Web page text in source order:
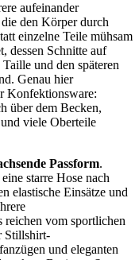
aufeinander
den Körper durch
einzelne Teile mühsam
dessen Schnitte auf
und den späteren
Genau hier
Konfektionsware:
über dem Becken,
viele Oberteile
Passform.
starre Hose nach
elastische Einsätze und
reichen vom sportlichen
Stillshirt-
und eleganten